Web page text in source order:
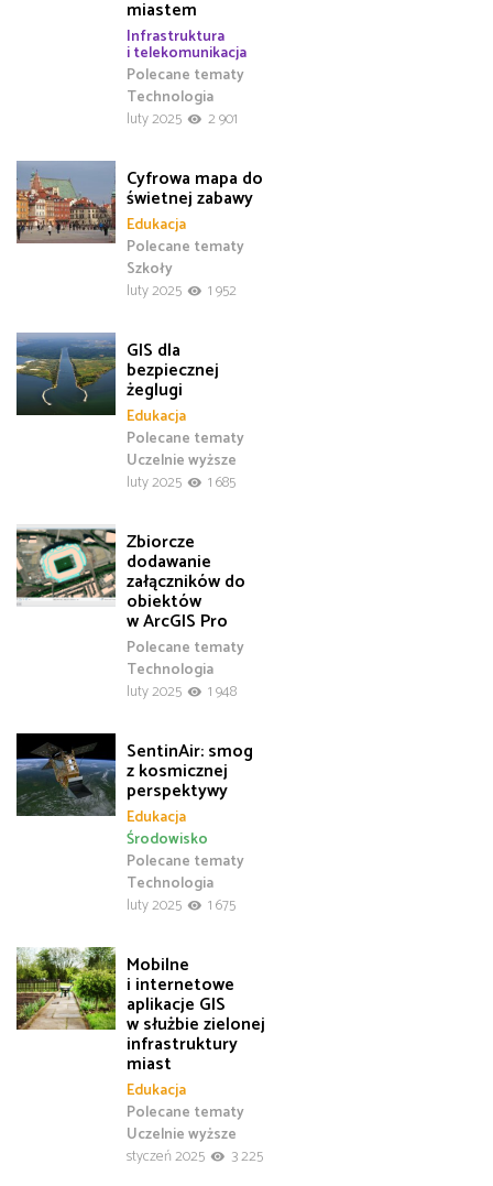
miastem
Infrastruktura
i telekomunikacja
Polecane tematy
Technologia
luty 2025
2 901
Cyfrowa mapa do
świetnej zabawy
Edukacja
Polecane tematy
Szkoły
luty 2025
1 952
GIS dla
bezpiecznej
żeglugi
Edukacja
Polecane tematy
Uczelnie wyższe
luty 2025
1 685
Zbiorcze
dodawanie
załączników do
obiektów
w ArcGIS Pro
Polecane tematy
Technologia
luty 2025
1 948
SentinAir: smog
z kosmicznej
perspektywy
Edukacja
Polecane tematy
Środowisko
Technologia
luty 2025
1 675
Mobilne
i internetowe
aplikacje GIS
w służbie zielonej
infrastruktury
miast
Edukacja
Polecane tematy
Uczelnie wyższe
styczeń 2025
3 225